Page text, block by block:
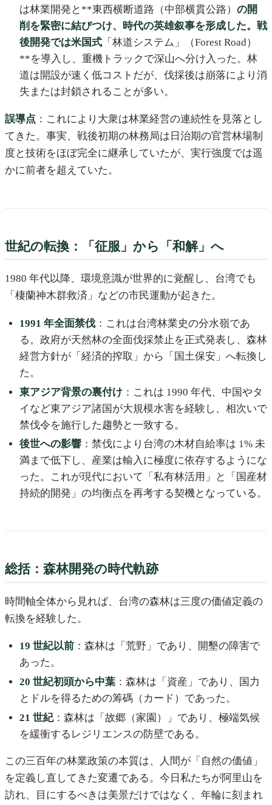
は林業開発と**東西横断道路（中部横貫公路） の開
削を緊密に結びつけ、時代の英雄叙事を形成した。戦
後開発では米国式 「林道システム」（Forest Road）
**を導入し、重機トラックで深山へ分け入った。林
道は開設が速く低コストだが、伐採後は崩落により消
失または封鎖されることが多い。
誤導点 ：これにより大衆は林業経営の連続性を見落とし
てきた。事実、戦後初期の林務局は日治期の官営林場制
度と技術をほぼ完全に継承していたが、実行強度では遥
かに前者を超えていた。
世紀の転換：「征服」から「和解」へ
1980 年代以降、環境意識が世界的に覚醒し、台湾でも
「棲蘭神木群救済」などの市民運動が起きた。
1991 年全面禁伐 ：これは台湾林業史の分水嶺であ
る。政府が天然林の全面伐採禁止を正式発表し、森林
経営方針が「経済的搾取」から「国土保安」へ転換し
た。
東アジア背景の裏付け ：これは 1990 年代、中国やタ
イなど東アジア諸国が大規模水害を経験し、相次いで
禁伐令を施行した趨勢と一致する。
後世への影響 ：禁伐により台湾の木材自給率は 1% 未
満まで低下し、産業は輸入に極度に依存するようにな
った。これが現代において「私有林活用」と「国産材
持続的開発」の均衡点を再考する契機となっている。
総括：森林開発の時代軌跡
時間軸全体から見れば、台湾の森林は三度の価値定義の
転換を経験した。
19 世紀以前 ：森林は「荒野」であり、開墾の障害で
あった。
20 世紀初頭から中葉 ：森林は「資産」であり、国力
とドルを得るための筹碼（カード）であった。
21 世紀：森林は「故郷（家園）」であり、極端気候
を緩衝するレジリエンスの防壁である。
この三百年の林業政策の本質は、人間が「自然の価値」
を定義し直してきた変遷である。今日私たちが阿里山を
訪れ、目にするべきは美景だけではなく、年輪に刻まれ